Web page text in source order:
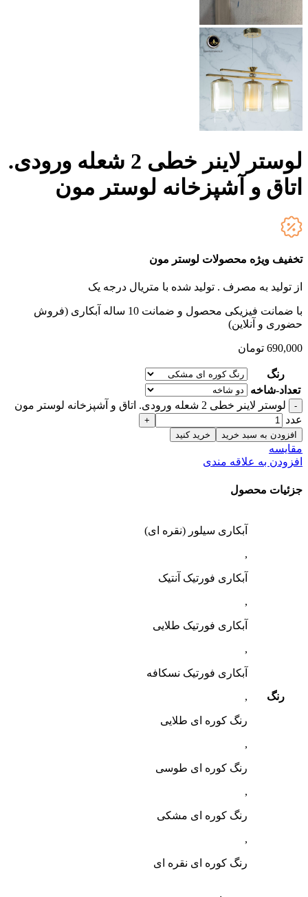
لوستر لاینر خطی 2 شعله ورودی.
اتاق و آشپزخانه لوستر مون
تخفیف ویژه محصولات لوستر مون
از تولید به مصرف . تولید شده با متریال درجه یک
با ضمانت فیزیکی محصول و ضمانت 10 ساله آبکاری (فروش
حضوری و آنلاین)
690,000 تومان
رنگ
تعداد-شاخه
لوستر لاینر خطی 2 شعله ورودی. اتاق و آشپزخانه لوستر مون
عدد
افزودن به سبد خرید خرید کنید
مقایسه
افزودن به علاقه مندی
جزئیات محصول
رنگ
آبکاری سیلور (نقره ای)
,
آبکاری فورتیک آنتیک
,
آبکاری فورتیک طلایی
,
آبکاری فورتیک نسکافه
,
رنگ کوره ای طلایی
,
رنگ کوره ای طوسی
,
رنگ کوره ای مشکی
,
رنگ کوره ای نقره ای